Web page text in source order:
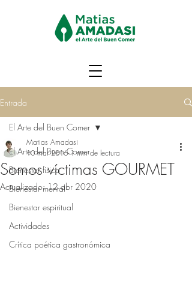
Entrada
El Arte del Buen Comer
Bienestar físico
Bienestar mental
Bienestar espiritual
Actividades
Crítica poética gastronómica
El Arte del Buen Comer
Somos víctimas GOURMET
Matias Amadasi
10 mar 2016 1 min de lectura
Actualizado:12 abr 2020